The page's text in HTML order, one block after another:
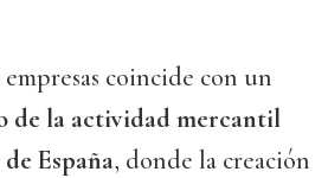
coincide con un
de la actividad mercantil
España, donde la creación